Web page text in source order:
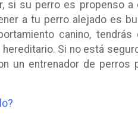
si su perro es propenso a
a tu perro alejado es
canino, tendrás
Si no está
un entrenador de perros